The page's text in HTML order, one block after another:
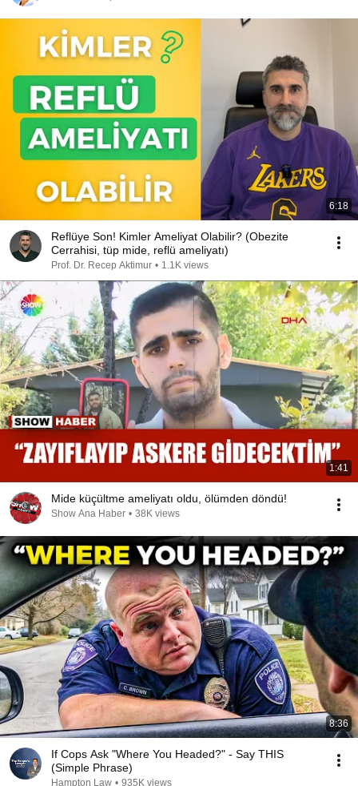
6:18
Reflüye Son! Kimler Ameliyat Olabilir? (Obezite
Cerrahisi, tüp mide, reflü ameliyatı)
Prof. Dr. Recep Aktimur • 1.1K views
1:41
Mide küçültme ameliyatı oldu, ölümden döndü!
Show Ana Haber • 38K views
8:36
If Cops Ask "Where You Headed?" - Say THIS
(Simple Phrase)
Hampton Law • 935K views